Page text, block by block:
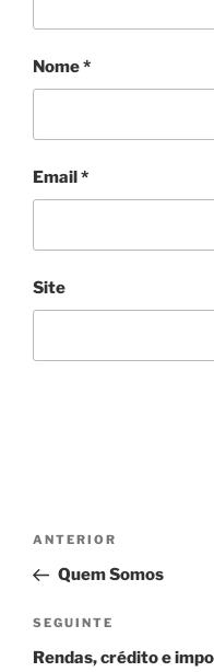
Nome*
Email*
Site
Navegação
artigos
Conteúdo
anterior
ANTERIOR
Quem Somos
Conteúdo
seguinte
SEGUINTE
Rendas, crédito e